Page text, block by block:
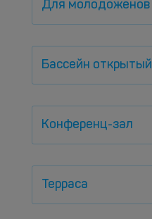
Для молодоженов
Бассейн открытый
Конференц-зал
Терраса